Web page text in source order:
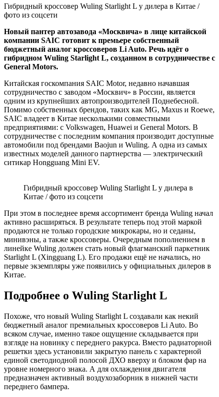
Гибридный кроссовер Wuling Starlight L у дилера в Китае /
фото из соцсети
Новый пантер автозавода «Москвича» в лице китайской
компании SAIC готовит к премьере собственный
бюджетный аналог кроссоверов Li Auto. Речь идёт о
гибридном Wuling Starlight L, созданном в сотрудничестве с
General Motors.
Китайская госкомпания SAIC Motor, недавно начавшая
сотрудничество с заводом «Москвич» в России, является
одним из крупнейших автопроизводителей Поднебесной.
Помимо собственных брендов, таких как MG, Maxus и Roewe,
SAIC владеет в Китае несколькими совместными
предприятиями: с Volkswagen, Huawei и General Motors. В
сотрудничестве с последним компания производит доступные
автомобили под брендами Baojun и Wuling. А одна из самых
известных моделей данного партнерства — электрический
ситикар Hongguang Mini EV.
Гибридный кроссовер Wuling Starlight L у дилера в
Китае / фото из соцсети
При этом в последнее время ассортимент бренда Wuling начал
активно расширяться. В результате теперь под этой маркой
продаются не только городские микрокары, но и седаны,
минивэны, а также кроссоверы. Очередным пополнением в
линейке Wuling должен стать новый флагманский паркетник
Starlight L (Xingguang L). Его продажи ещё не начались, но
первые экземпляры уже появились у официальных дилеров в
Китае.
Подробнее о Wuling Starlight L
Похоже, что новый Wuling Starlight L создавали как некий
бюджетный аналог премиальных кроссоверов Li Auto. Во
всяком случае, именно такое ощущение складывается при
взгляде на новинку с переднего ракурса. Вместо радиаторной
решетки здесь установили закрытую панель с характерной
единой светодиодной полосой ДХО вверху и блоком фар на
уровне номерного знака. А для охлаждения двигателя
предназначен активный воздухозаборник в нижней части
переднего бампера.